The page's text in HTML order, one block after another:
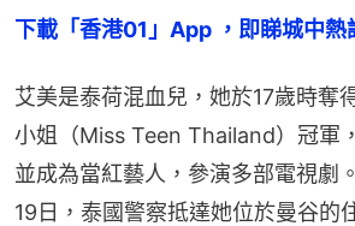
下載「香港01」App ，即睇城中熱
艾美是泰荷混血兒，她於17歲時奪
小姐（Miss Teen Thailand）冠軍
並成為當紅藝人，參演多部電視劇
19日，泰國警察抵達她位於曼谷的